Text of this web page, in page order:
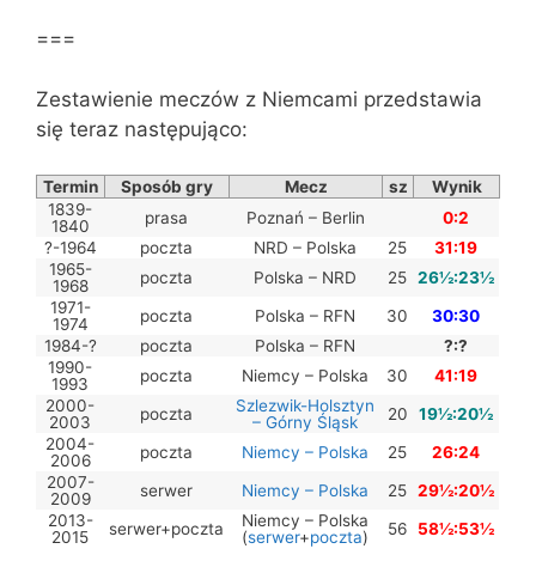
===
Zestawienie meczów z Niemcami przedstawia
się teraz następująco:
Termin Sposób gry Mecz sz
Wynik
1839-
1840
prasa Poznań – Berlin
0:2
?-1964
poczta NRD – Polska 25
31:19
1965-
1968
poczta Polska – NRD 25 26½:23½
1971-
1974
poczta Polska – RFN 30
30:30
1984-?
poczta Polska – RFN
?:?
1990-
1993
poczta Niemcy – Polska 30
41:19
2000-
2003
poczta
Szlezwik-Holsztyn
– Górny Śląsk
20
19½:20½
2004-
2006
poczta Niemcy – Polska 25
26:24
2007-
2009
serwer Niemcy – Polska 25 29½:20½
2013-
2015
serwer+poczta
Niemcy – Polska
(serwer+poczta) 56 58½:53½